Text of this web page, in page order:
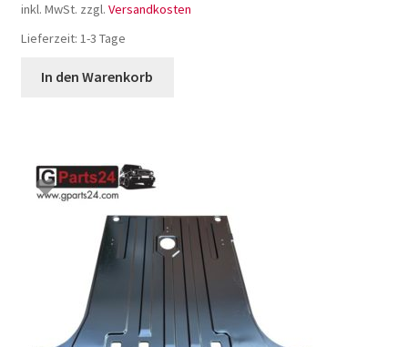
inkl. MwSt. zzgl. Versandkosten
Lieferzeit: 1-3 Tage
In den Warenkorb